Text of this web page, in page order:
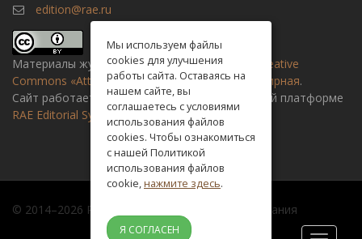
edition@rae.ru
Материалы журнала доступны полицензии Creative
Commons «Attribution» («Атрибуция») 4.0 Всемирная.
Сайт работает на универсальной издательской платформе
RAE Editorial System
© 2014–2026 Российская академия естествознания
Мы используем файлы
cookies для улучшения
работы сайта. Оставаясь на
нашем сайте, вы
соглашаетесь с условиями
использования файлов
cookies. Чтобы ознакомиться
с нашей Политикой
использования файлов
cookie,нажмите здесь.
Я СОГЛАСЕН